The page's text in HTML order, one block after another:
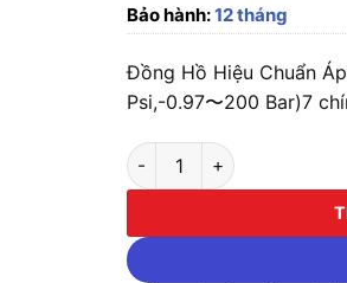
Bảo hành:12 tháng
Đồng Hồ Hiệu Chuẩn
Psi,-0.97〜200 Bar)7
Đồng Hồ Hiệu Chuẩn Áp